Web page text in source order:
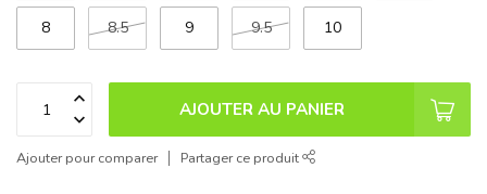
8 8.5 9 9.5 10
AJOUTER AU PANIER
Ajouter pour comparer Partager ce produit